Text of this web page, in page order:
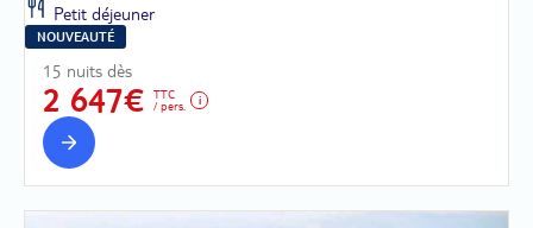
Petit déjeuner
NOUVEAUTÉ
15 nuits dès
2 647€
TTC
/ pers.